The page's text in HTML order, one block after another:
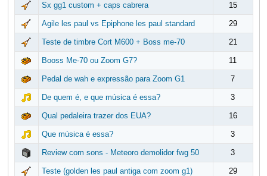
Sx gg1 custom + caps cabrera 15
Agile les paul vs Epiphone les paul standard 29
Teste de timbre Cort M600 + Boss me-70 21
Booss Me-70 ou Zoom G7? 11
Pedal de wah e expressão para Zoom G1 7
De quem é, e que música é essa? 3
Qual pedaleira trazer dos EUA? 16
Que música é essa? 3
Review com sons - Meteoro demolidor fwg 50 3
Teste (golden les paul antiga com zoom g1) 29